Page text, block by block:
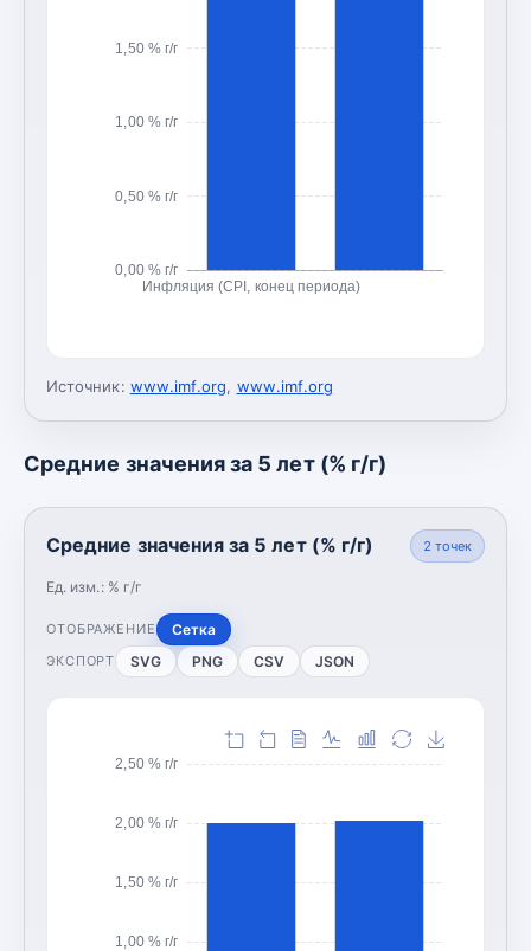
0,00 % г/г
0,50 % г/г
1,00 % г/г
1,50 % г/г
Инфляция (CPI, конец периода)
Источник: www.imf.org, www.imf.org
Средние значения за 5 лет (% г/г)
Средние значения за 5 лет (% г/г)
Ед. изм.: % г/г
2 точек
ОТОБРАЖЕНИЕ Сетка
ЭКСПОРТ SVG PNG CSV JSON
1,00 % г/г
1,50 % г/г
2,00 % г/г
2,50 % г/г